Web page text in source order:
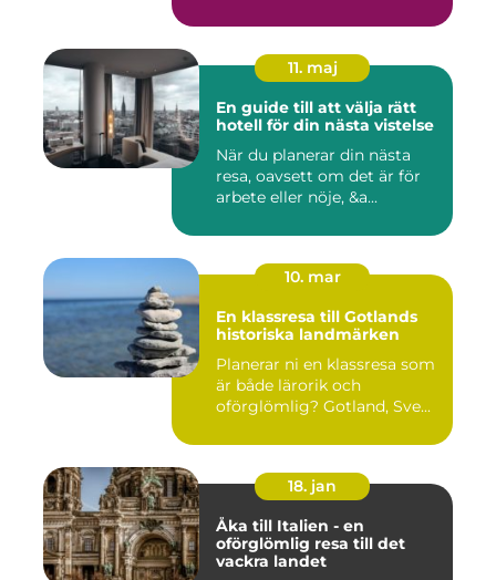
11. maj
En guide till att välja rätt
hotell för din nästa vistelse
När du planerar din nästa
resa, oavsett om det är för
arbete eller nöje, &a...
10. mar
En klassresa till Gotlands
historiska landmärken
Planerar ni en klassresa som
är både lärorik och
oförglömlig? Gotland, Sve...
18. jan
Åka till Italien - en
oförglömlig resa till det
vackra landet